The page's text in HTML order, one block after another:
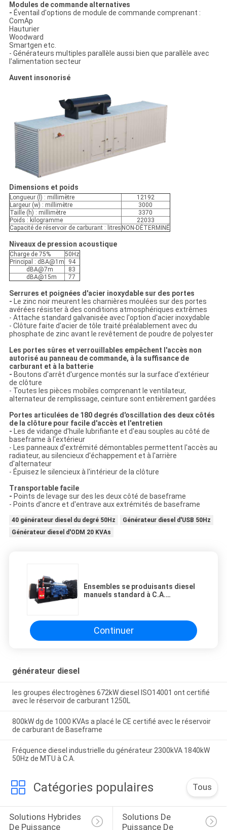
Modules de commande alternatives
- Éventail d'options de module de commande comprenant :
ComAp
Hauturier
Woodward
Smartgen etc.
- Générateurs multiples parallèle aussi bien que parallèle avec
l'alimentation secteur
Auvent insonorisé
Dimensions et poids
Longueur (l) : millimètre
12192
Largeur (w) : millimètre
3000
Taille (h) : millimètre
3370
Poids : kilogramme
22033
Capacité de réservoir de carburant : litres NON-DÉTERMINÉ
Niveaux de pression acoustique
Charge de 75%
50Hz
Principal : dBA@1m
94
dBA@7m
83
dBA@15m
77
Serrures et poignées d'acier inoxydable sur des portes
- Le zinc noir meurent les charnières moulées sur des portes
avérées résister à des conditions atmosphériques extrêmes
- Attache standard galvanisée avec l'option d'acier inoxydable
- Clôture faite d'acier de tôle traité préalablement avec du
phosphate de zinc avant le revêtement de poudre de polyester
Les portes sûres et verrouillables empêchent l'accès non
autorisé au panneau de commande, à la suffisance de
carburant et à la batterie
- Boutons d'arrêt d'urgence montés sur la surface d'extérieur
de clôture
- Toutes les pièces mobiles comprenant le ventilateur,
alternateur de remplissage, ceinture sont entièrement gardées
Portes articulées de 180 degrés d'oscillation des deux côtés
de la clôture pour facile d'accès et l'entretien
- Les de vidange d'huile lubrifiante et d'eau souples au côté de
baseframe à l'extérieur
- Les panneaux d'extrémité démontables permettent l'accès au
radiateur, au silencieux d'échappement et à l'arrière
d'alternateur
- Épuisez le silencieux à l'intérieur de la clôture
Transportable facile
- Points de levage sur des les deux côté de baseframe
- Points d'ancre et d'entrave aux extrémités de baseframe
40 générateur diesel du degré 50Hz
Générateur diesel d'USB 50Hz
Générateur diesel d'ODM 20 KVAs
Ensembles se produisants diesel
manuels standard à C.A.
Continuer
générateur diesel
les groupes électrogènes 672kW diesel ISO14001 ont certifié
avec le réservoir de carburant 1250L
800kW dg de 1000 KVAs a placé le CE certifié avec le réservoir
de carburant de Baseframe
Fréquence diesel industrielle du générateur 2300kVA 1840kW
50Hz de MTU à C.A.
Catégories populaires Tous
Solutions Hybrides
De Puissance
Solutions De
Puissance De